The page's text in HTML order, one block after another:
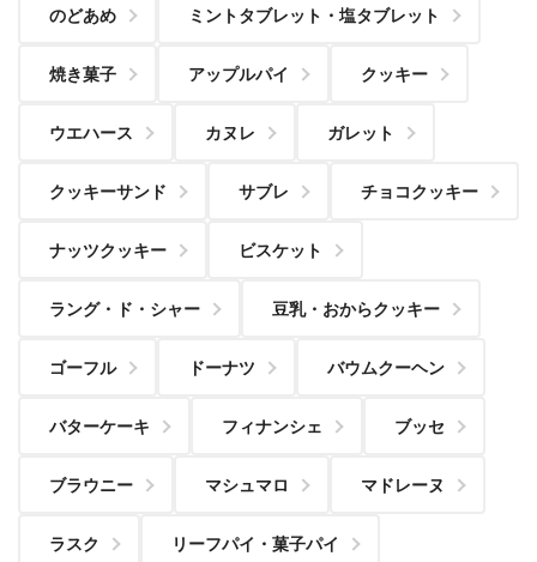
のどあめ ミントタブレット・塩タブレット
焼き菓子 アップルパイ クッキー
ウエハース カヌレ ガレット
クッキーサンド サブレ チョコクッキー
ナッツクッキー ビスケット
ラング・ド・シャー 豆乳・おからクッキー
ゴーフル ドーナツ バウムクーヘン
バターケーキ フィナンシェ ブッセ
ブラウニー マシュマロ マドレーヌ
ラスク リーフパイ・菓子パイ